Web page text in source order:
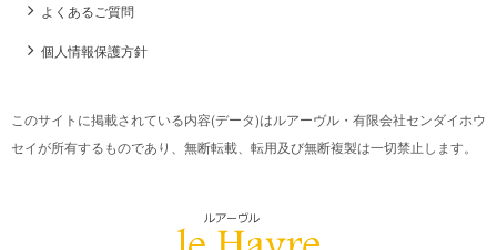
よくあるご質問
個人情報保護方針
このサイトに掲載されている内容(データ)はルアーヴル・有限会社センダイホウ
セイが所有するものであり、無断転載、転用及び無断複製は一切禁止します。